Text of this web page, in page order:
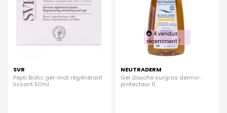
SVR
Pepti Biotic gel-mat régénérant
lissant 50ml
4 vendus
récemment !
NEUTRADERM
Gel douche surgras dermo-
protecteur 1L